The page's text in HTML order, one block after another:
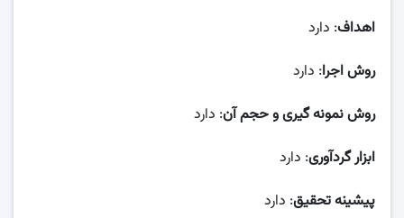
اهداف: دارد
روش اجرا: دارد
روش نمونه گیری و حجم آن: دارد
ابزار گردآوری: دارد
پیشینه تحقیق: دارد